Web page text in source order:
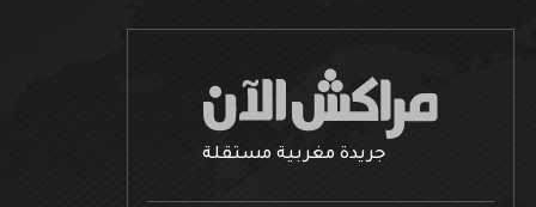
جريدة مغربية مستقلة